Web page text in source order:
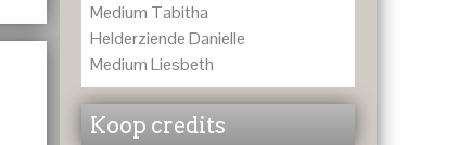
Medium Tabitha
Helderziende Danielle
Medium Liesbeth
Koop credits